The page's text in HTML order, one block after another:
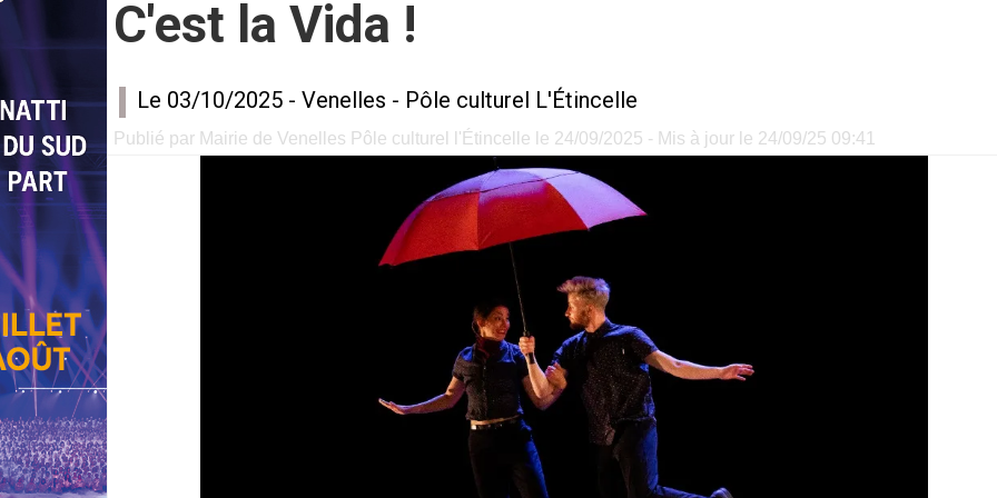
C'est la Vida !
Le 03/10/2025 - Venelles - Pôle culturel L'Étincelle
Publié par Mairie de Venelles Pôle culturel l'Étincelle le 24/09/2025 - Mis à jour le 24/09/25 09:41